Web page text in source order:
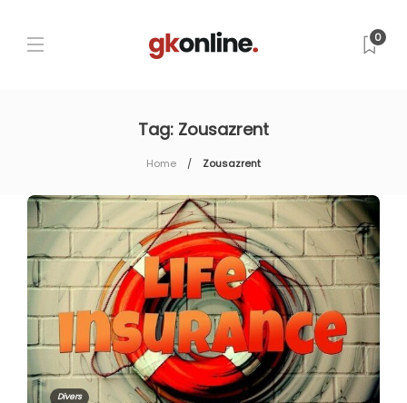
0
Tag: Zousazrent
Home Zousazrent
Divers